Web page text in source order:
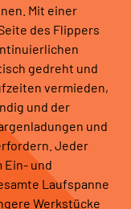
Mit einer
des Flippers
gedreht und
vermieden,
und der
und
Jeder
Ein- und
Laufspanne
Werkstücke